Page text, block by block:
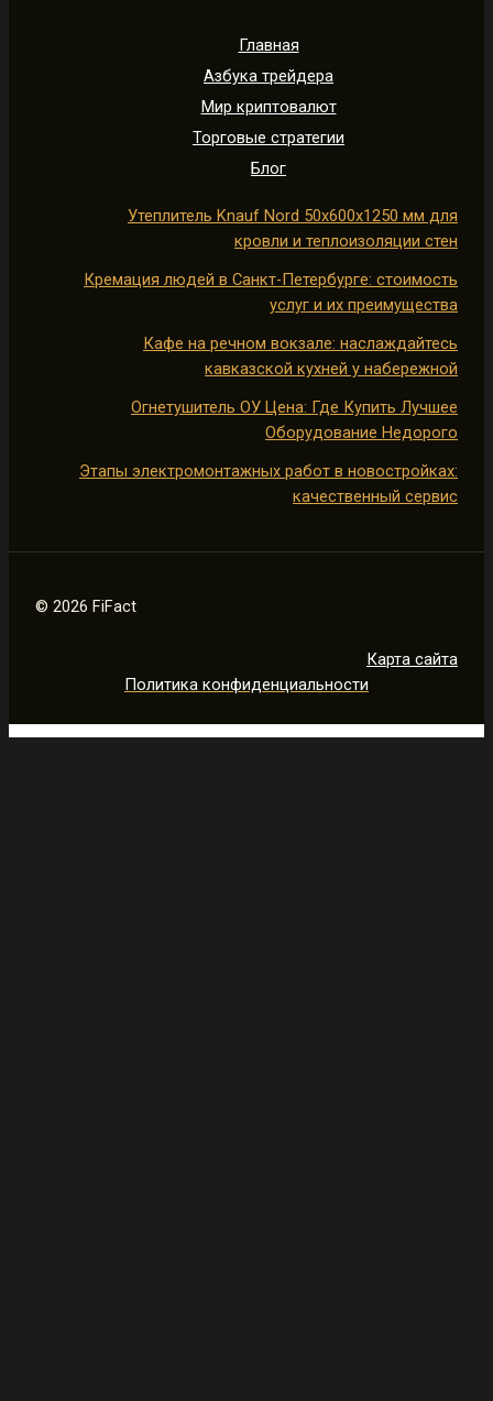
Главная
Азбука трейдера
Мир криптовалют
Торговые стратегии
Блог
Утеплитель Knauf Nord 50х600х1250 мм для
кровли и теплоизоляции стен
Кремация людей в Санкт-Петербурге: стоимость
услуг и их преимущества
Кафе на речном вокзале: наслаждайтесь
кавказской кухней у набережной
Огнетушитель ОУ Цена: Где Купить Лучшее
Оборудование Недорого
Этапы электромонтажных работ в новостройках:
качественный сервис
© 2026 FiFact
Карта сайта
Политика конфиденциальности